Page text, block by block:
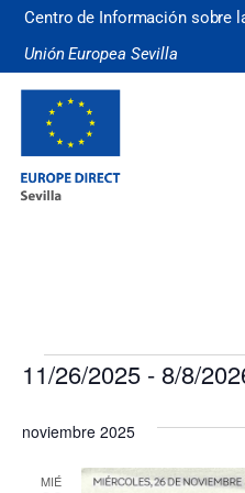
Centro de Información sobre
Unión Europea Sevilla
11/26/2025 - 8/8/
fecha.
noviembre 2025
MIÉ